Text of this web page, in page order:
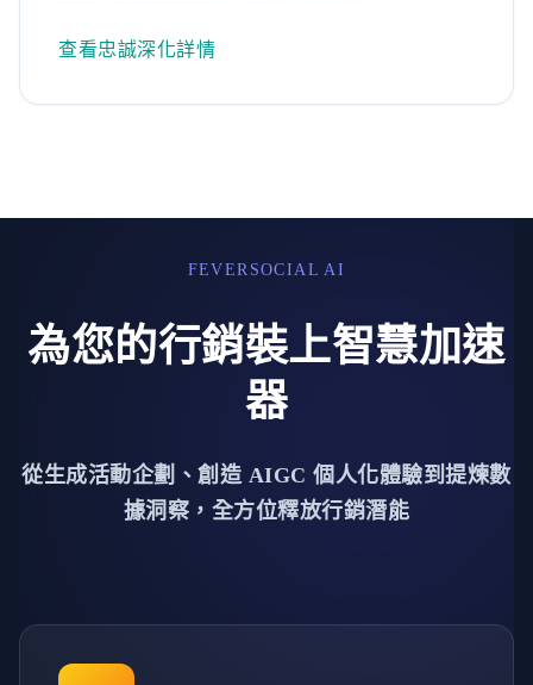
查看忠誠深化詳情
FEVERSOCIAL AI
為您的行銷裝上智慧加速
器
從生成活動企劃、創造 AIGC 個人化體驗到提煉數
據洞察，全方位釋放行銷潛能